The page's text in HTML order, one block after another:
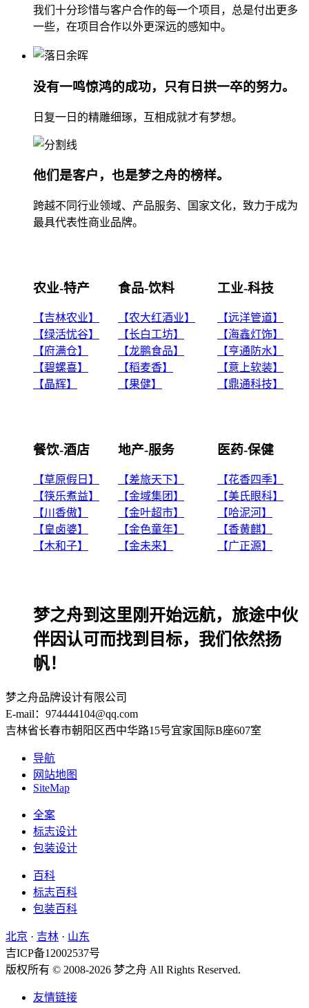
我们十分珍惜与客户合作的每一个项目，总是付出更多
一些，在项目合作以外更深远的感知中。
没有一鸣惊鸿的成功，只有日拱一卒的努力。
日复一日的精雕细琢，互相成就才有梦想。
他们是客户，也是梦之舟的榜样。
跨越不同行业领域、产品服务、国家文化，致力于成为
最具代表性商业品牌。
农业-特产
【吉林农业】
【绿活忧谷】
【府满仓】
【碧螺喜】
【晶辉】
食品-饮料
【农大红酒业】
【长白工坊】
【龙鹏食品】
【稻麦香】
【果健】
工业-科技
【远洋管道】
【海鑫灯饰】
【亨通防水】
【意上软装】
【鼎通科技】
餐饮-酒店
【草原假日】
【筷乐煮益】
【川香傲】
【皇卤婆】
【木和子】
地产-服务
【差旅天下】
【金域集团】
【金叶超市】
【金色童年】
【金未来】
医药-保健
【花香四季】
【美氏眼科】
【哈泥河】
【香黄麒】
【广正源】
梦之舟到这里刚开始远航，旅途中伙
伴因认可而找到目标，我们依然扬
帆！
梦之舟品牌设计有限公司
E-mail：974444104@qq.com
吉林省长春市朝阳区西中华路15号宜家国际B座607室
导航
网站地图
SiteMap
全案
标志设计
包装设计
百科
标志百科
包装百科
北京 · 吉林 · 山东
吉ICP备12002537号
版权所有 © 2008-2026 梦之舟 All Rights Reserved.
友情链接